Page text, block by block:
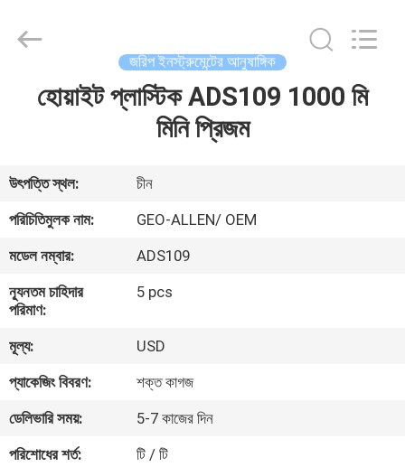
আমাদের
সম্পর্কে
কারখানা
ভ্রমণ
মান
নিয়ন্ত্রণ
ALLEN
CO.,LTD..
জরিপ ইনস্ট্রুমেন্টের আনুষাঙ্গিক
হোয়াইট প্লাস্টিক ADS109 1000 মি
মিনি প্রিজম
উৎপত্তি স্থল:
চীন
পরিচিতিমুলক নাম:
GEO-ALLEN/ OEM
মডেল নম্বার:
ADS109
ন্যূনতম চাহিদার
পরিমাণ:
5 pcs
মূল্য:
USD
প্যাকেজিং বিবরণ:
শক্ত কাগজ
ডেলিভারি সময়:
5-7 কাজের দিন
পরিশোধের শর্ত:
টি / টি